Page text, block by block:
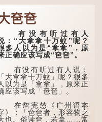
己虽贵为读书人，但一直
能考取功名，仍然贫困，
感到十分落泊。于是，道士
出一个青瓷枕头，让卢姓
生睡一睡，便能满足他希
得到荣华富贵的愿望。
这时，...
夿夿
有没有听过有人
：“大拿拿十万蚊”呢？
多人以为是“拿拿”，原
正确应该写成“夿夿”。
有没有听过有人说：
「大拿拿十万蚊」呢？很多
以为是「拿拿」，原来正
应该写成「夿夿」。
在詹宪慈《广州语本
》：「夿夿者，形容物之
也。俗读夿，若拿……常